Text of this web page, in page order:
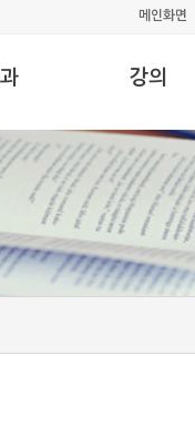
메인화면
강의
Graduate
Undergraduate